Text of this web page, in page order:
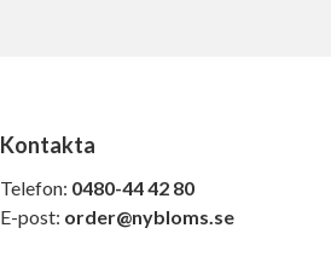
Kontakta
Telefon: 0480-44 42 80
E-post: order@nybloms.se